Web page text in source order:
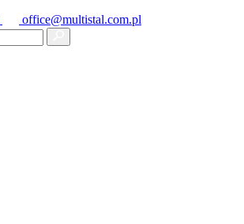
office@multistal.com.pl